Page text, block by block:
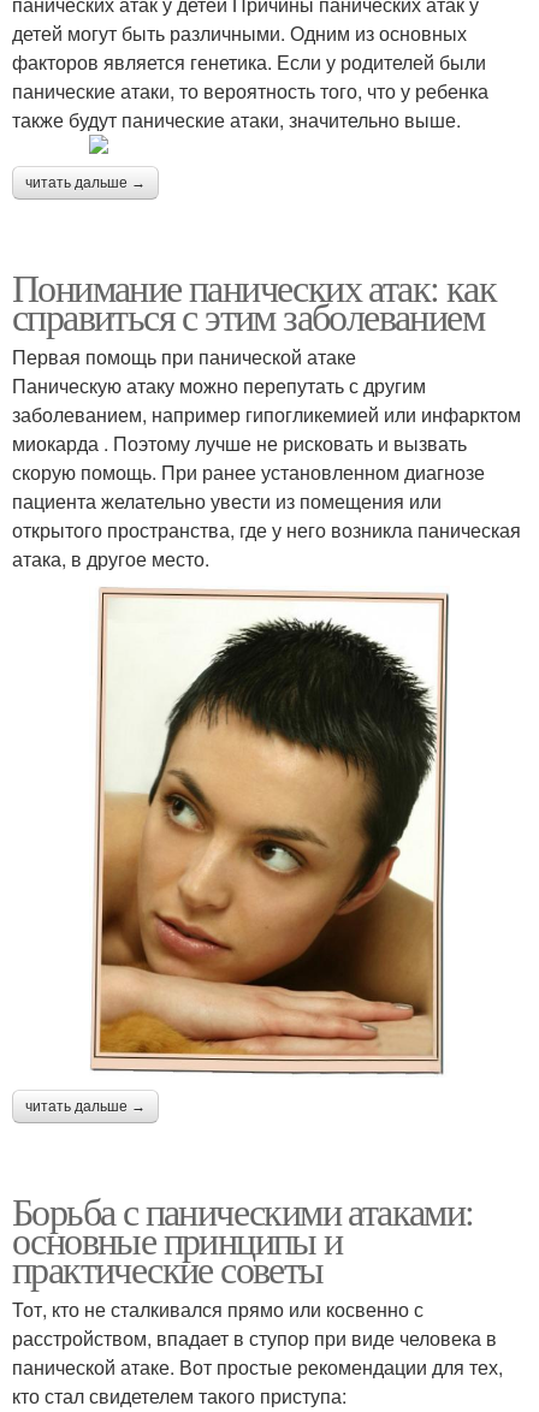
детей могут быть различными. Одним из основных
факторов является генетика. Если у родителей были
панические атаки, то вероятность того, что у ребенка
также будут панические атаки, значительно выше.
читать дальше →
Понимание панических атак: как
справиться с этим заболеванием
Первая помощь при панической атаке
Паническую атаку можно перепутать с другим
заболеванием, например гипогликемией или инфарктом
миокарда . Поэтому лучше не рисковать и вызвать
скорую помощь. При ранее установленном диагнозе
пациента желательно увести из помещения или
открытого пространства, где у него возникла паническая
атака, в другое место.
читать дальше →
Борьба с паническими атаками:
основные принципы и
практические советы
Тот, кто не сталкивался прямо или косвенно с
расстройством, впадает в ступор при виде человека в
панической атаке. Вот простые рекомендации для тех,
кто стал свидетелем такого приступа: